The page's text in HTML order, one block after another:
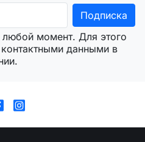
момент. Для этого
данными в